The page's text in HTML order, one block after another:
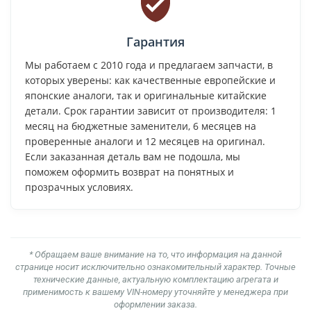
Гарантия
Мы работаем с 2010 года и предлагаем запчасти, в
которых уверены: как качественные европейские и
японские аналоги, так и оригинальные китайские
детали. Срок гарантии зависит от производителя: 1
месяц на бюджетные заменители, 6 месяцев на
проверенные аналоги и 12 месяцев на оригинал.
Если заказанная деталь вам не подошла, мы
поможем оформить возврат на понятных и
прозрачных условиях.
* Обращаем ваше внимание на то, что информация на данной
странице носит исключительно ознакомительный характер. Точные
технические данные, актуальную комплектацию агрегата и
применимость к вашему VIN-номеру уточняйте у менеджера при
оформлении заказа.